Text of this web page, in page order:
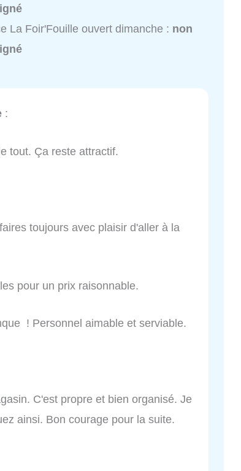
La Foir'Fouille ouvert dimanche : non
:
tout. Ça reste attractif.
toujours avec plaisir d'aller à la
pour un prix raisonnable.
! Personnel aimable et serviable.
C'est propre et bien organisé. Je
ainsi. Bon courage pour la suite.